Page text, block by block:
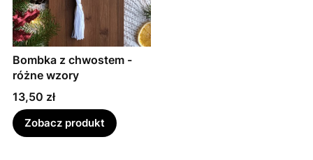
Bombka z chwostem -
różne wzory
Cena
13,50 zł
Zobacz produkt